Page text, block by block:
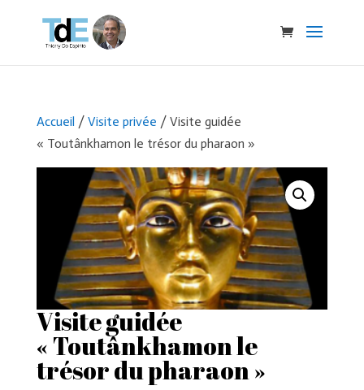
Accueil / Visite privée / Visite guidée
« Toutânkhamon le trésor du pharaon »
Visite guidée
« Toutânkhamon le
trésor du pharaon »